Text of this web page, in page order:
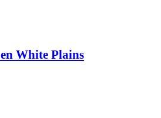
White Plains